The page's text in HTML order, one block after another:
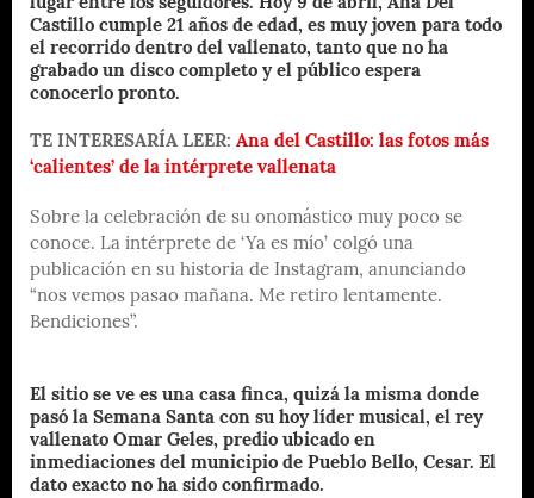
lugar entre los seguidores. Hoy 9 de abril, Ana Del
Castillo cumple 21 años de edad, es muy joven para todo
el recorrido dentro del vallenato, tanto que no ha
grabado un disco completo y el público espera
conocerlo pronto.
TE INTERESARÍA LEER: Ana del Castillo: las fotos más
‘calientes’ de la intérprete vallenata
Sobre la celebración de su onomástico muy poco se
conoce. La intérprete de ‘Ya es mío’ colgó una
publicación en su historia de Instagram, anunciando
“nos vemos pasao mañana. Me retiro lentamente.
Bendiciones”.
El sitio se ve es una casa finca, quizá la misma donde
pasó la Semana Santa con su hoy líder musical, el rey
vallenato Omar Geles, predio ubicado en
inmediaciones del municipio de Pueblo Bello, Cesar. El
dato exacto no ha sido confirmado.